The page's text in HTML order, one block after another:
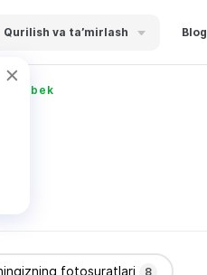
Qurilish va ta’mirlash Blog
Otabek
fotosuratlari 8